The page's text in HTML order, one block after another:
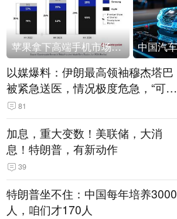
苹果拿下高端手机市场65%的份额：iPhone 17系列功不可没
以媒爆料：伊朗最高领袖穆杰塔巴
被紧急送医，情况极度危急，“可能
随时会死去”
81
加息，重大变数！美联储，大消
息！特朗普，有新动作
39
特朗普坐不住：中国每年培养3000
人，咱们才170人